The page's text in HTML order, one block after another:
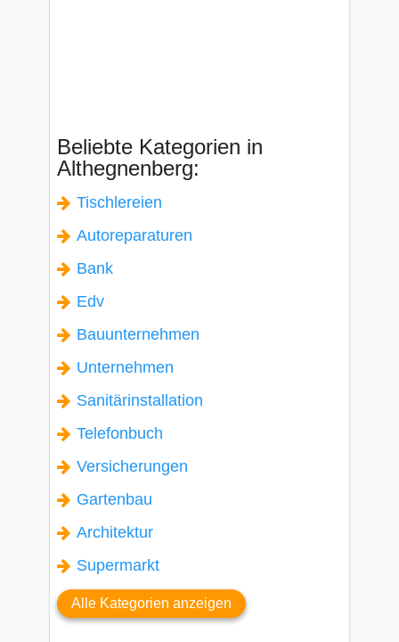
Beliebte Kategorien in
Althegnenberg:
Tischlereien
Autoreparaturen
Bank
Edv
Bauunternehmen
Unternehmen
Sanitärinstallation
Telefonbuch
Versicherungen
Gartenbau
Architektur
Supermarkt
Alle Kategorien anzeigen